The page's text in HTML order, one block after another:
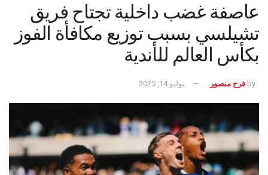
عاصفة غضب داخلية تجتاح فريق
تشيلسي بسبب توزيع مكافأة الفوز
بكأس العالم للأندية
by فرح منصور يوليو 14, 2025